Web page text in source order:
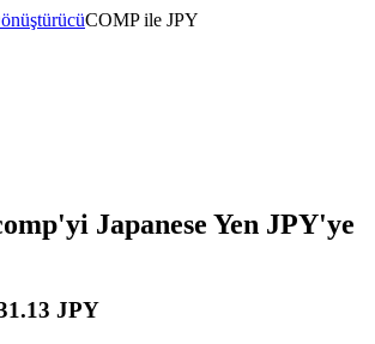
COMP ile JPY
'yi Japanese Yen JPY'ye
JPY